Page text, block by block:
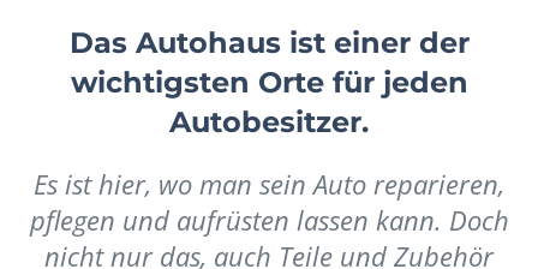
Das Autohaus ist einer der
wichtigsten Orte für jeden
Autobesitzer.
Es ist hier, wo man sein Auto reparieren,
pflegen und aufrüsten lassen kann. Doch
nicht nur das, auch Teile und Zubehör